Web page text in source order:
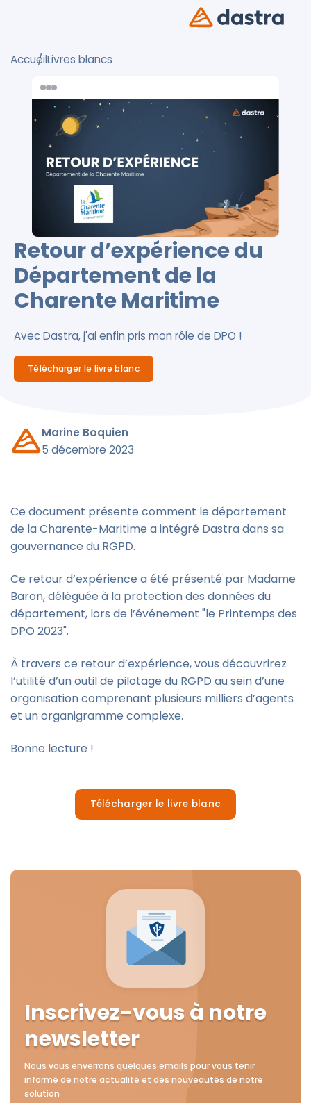
AccueilLivres blancs
Retour d’expérience du
Département de la
Charente Maritime
Avec Dastra, j'ai enfin pris mon rôle de DPO !
Télécharger le livre blanc
Marine Boquien
5 décembre 2023
Ce document présente comment le département
de la Charente-Maritime a intégré Dastra dans sa
gouvernance du RGPD.
Ce retour d’expérience a été présenté par Madame
Baron, déléguée à la protection des données du
département, lors de l’événement "le Printemps des
DPO 2023".
À travers ce retour d’expérience, vous découvrirez
l’utilité d’un outil de pilotage du RGPD au sein d’une
organisation comprenant plusieurs milliers d’agents
et un organigramme complexe.
Bonne lecture !
Télécharger le livre blanc
Inscrivez-vous à notre
newsletter
Nous vous enverrons quelques emails pour vous tenir
informé de notre actualité et des nouveautés de notre
solution